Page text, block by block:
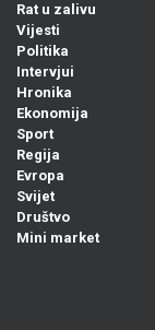
Rat u zalivu
Vijesti
Politika
Intervjui
Hronika
Ekonomija
Sport
Regija
Evropa
Svijet
Društvo
Mini market